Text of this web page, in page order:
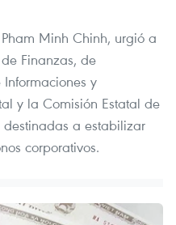
Minh Chinh, urgió a
Finanzas, de
y
y la Comisión Estatal de
a estabilizar
corporativos.